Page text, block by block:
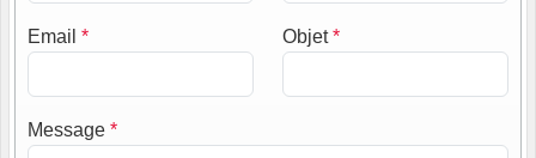
Email * Objet*
Message *